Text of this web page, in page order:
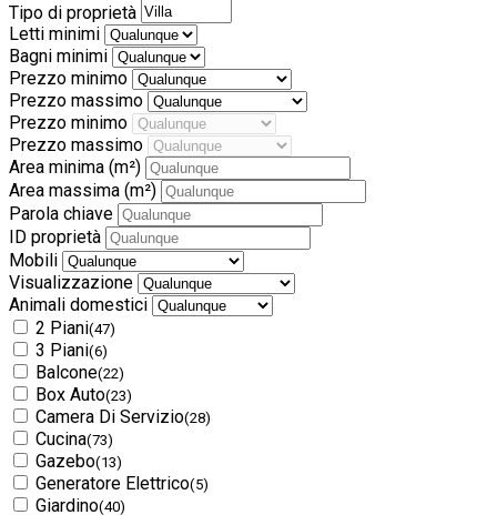
Tipo di proprietà
Letti minimi
Bagni minimi
Prezzo minimo
Prezzo massimo
Prezzo minimo
Prezzo massimo
Area minima (m²)
Area massima (m²)
Parola chiave
ID proprietà
Mobili
Visualizzazione
Animali domestici
2 Piani(47)
3 Piani(6)
Balcone(22)
Box Auto(23)
Camera Di Servizio(28)
Cucina(73)
Gazebo(13)
Generatore Elettrico(5)
Giardino(40)